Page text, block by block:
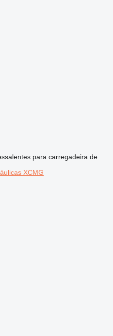
para carregadeira de
XCMG